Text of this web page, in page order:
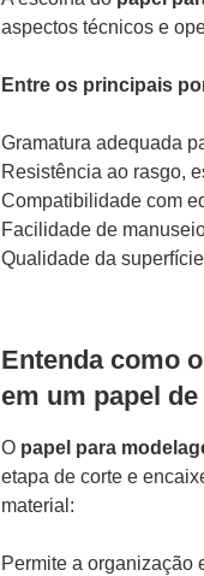
aspectos técnicos e
Entre os principais
Gramatura adequada
Resistência ao rasgo,
Compatibilidade com
Facilidade de
Qualidade da
Entenda como
em um papel
Opapel para
etapa de corte e
material:
Permite a organização